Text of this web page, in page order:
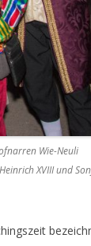
Wie-Neuli
XVIII und